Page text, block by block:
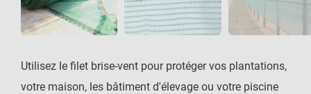
Utilisez le filet brise-vent pour protéger vos plantations,
votre maison, les bâtiment d'élevage ou votre piscine